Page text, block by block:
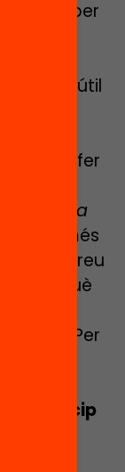
servirà per
estem
més útil
A
amb fer
mateixa
anar més
un breu
Per què
Per
partícip